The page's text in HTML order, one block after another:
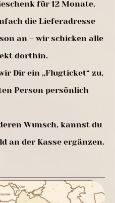
für 12 Monate.
die Lieferadresse
an – wir schicken alle
dorthin.
Dir ein „Flugticket“ zu,
Person persönlich
Wunsch, kannst du
an der Kasse ergänzen.